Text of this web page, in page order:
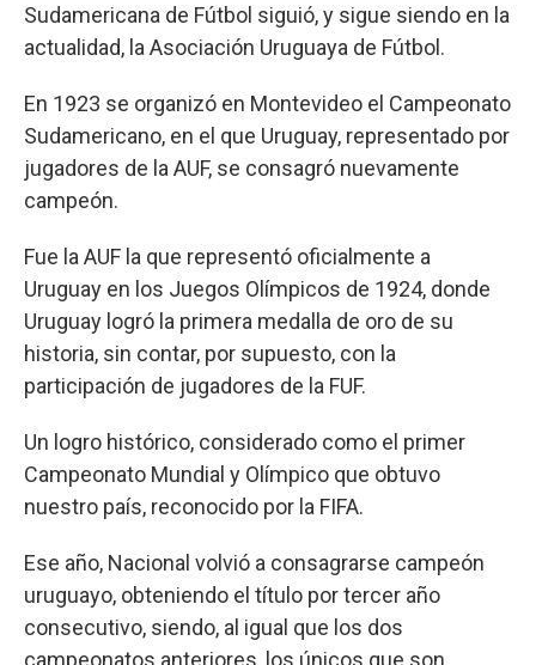
Sudamericana de Fútbol siguió, y sigue siendo en la
actualidad, la Asociación Uruguaya de Fútbol.
En 1923 se organizó en Montevideo el Campeonato
Sudamericano, en el que Uruguay, representado por
jugadores de la AUF, se consagró nuevamente
campeón.
Fue la AUF la que representó oficialmente a
Uruguay en los Juegos Olímpicos de 1924, donde
Uruguay logró la primera medalla de oro de su
historia, sin contar, por supuesto, con la
participación de jugadores de la FUF.
Un logro histórico, considerado como el primer
Campeonato Mundial y Olímpico que obtuvo
nuestro país, reconocido por la FIFA.
Ese año, Nacional volvió a consagrarse campeón
uruguayo, obteniendo el título por tercer año
consecutivo, siendo, al igual que los dos
campeonatos anteriores, los únicos que son